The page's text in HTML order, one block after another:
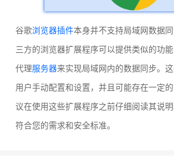
谷歌浏览器插件本身并不支持局域网数据
三方的浏览器扩展程序可以提供类似的功
代理服务器来实现局域网内的数据同步。
用户手动配置和设置，并且可能存在一定
议在使用这些扩展程序之前仔细阅读其说
符合您的需求和安全标准。